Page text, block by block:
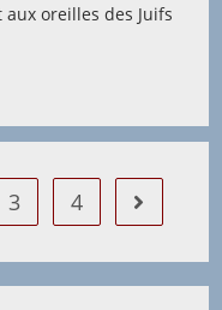
oreilles des Juifs
3 4 Aller à la